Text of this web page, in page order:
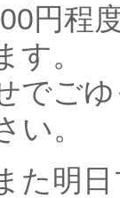
円程
す。
でご
い。
た明